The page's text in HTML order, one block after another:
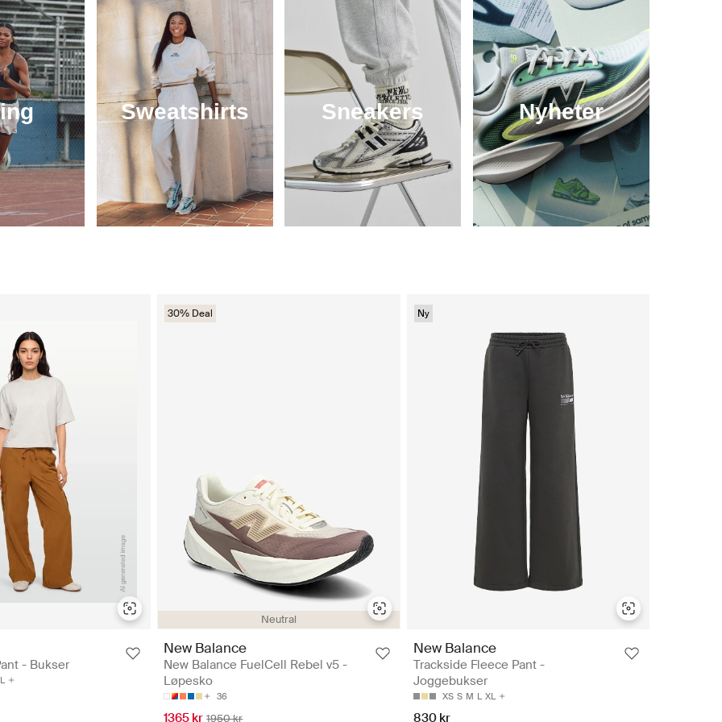
- Bukser
Neutral
30% Deal
New Balance
New Balance FuelCell Rebel v5 -
Løpesko
36
1365 kr 1950 kr
Ny
New Balance
Trackside Fleece Pant -
Joggebukser
XS S M L XL
830 kr
Sweatshirts Sneakers Nyheter